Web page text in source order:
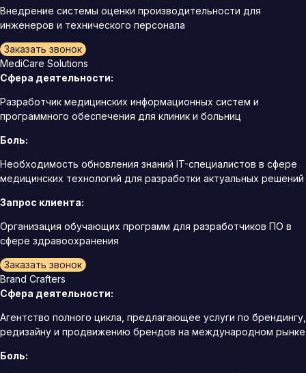
Внедрение системы оценки производительности для
инженеров и технического персонала
Заказать звонок
MediCare Solutions
Сфера деятельности:
Разработчик медицинских информационных систем и
программного обеспечения для клиник и больниц
Боль:
Необходимость обновления знаний IT-специалистов в сфере
медицинских технологий для разработки актуальных решений
Запрос клиента:
Организация обучающих программ для разработчиков ПО в
сфере здравоохранения
Заказать звонок
Brand Crafters
Сфера деятельности:
Агентство полного цикла, предлагающее услуги по брендингу,
редизайну и продвижению брендов на международном рынке
Боль: